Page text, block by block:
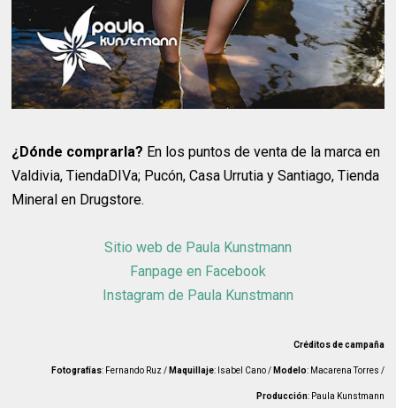
¿Dónde comprarla? En los puntos de venta de la marca en
Valdivia, TiendaDIVa; Pucón, Casa Urrutia y Santiago, Tienda
Mineral en Drugstore.
Sitio web de Paula Kunstmann
Fanpage en Facebook
Instagram de Paula Kunstmann
Créditos de campaña
Fotografías: Fernando Ruz / Maquillaje: Isabel Cano / Modelo: Macarena Torres /
Producción: Paula Kunstmann